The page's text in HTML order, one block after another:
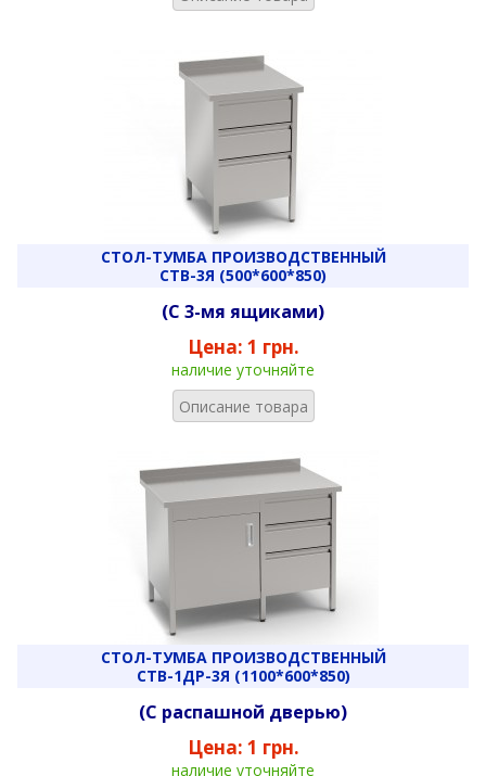
СТОЛ-ТУМБА ПРОИЗВОДСТВЕННЫЙ
СТВ-3Я (500*600*850)
(С 3-мя ящиками)
Цена: 1 грн.
наличие уточняйте
Описание товара
СТОЛ-ТУМБА ПРОИЗВОДСТВЕННЫЙ
СТВ-1ДР-3Я (1100*600*850)
(С распашной дверью)
Цена: 1 грн.
наличие уточняйте